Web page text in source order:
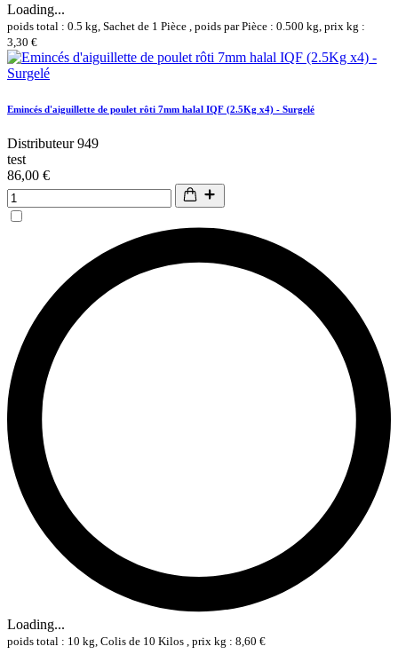
Loading...
poids total : 0.5 kg, Sachet de 1 Pièce , poids par Pièce : 0.500 kg, prix kg :
3,30 €
Emincés d'aiguillette de poulet rôti 7mm halal IQF (2.5Kg x4) - Surgelé
Distributeur 949
test
86,00 €
Loading...
poids total : 10 kg, Colis de 10 Kilos , prix kg : 8,60 €